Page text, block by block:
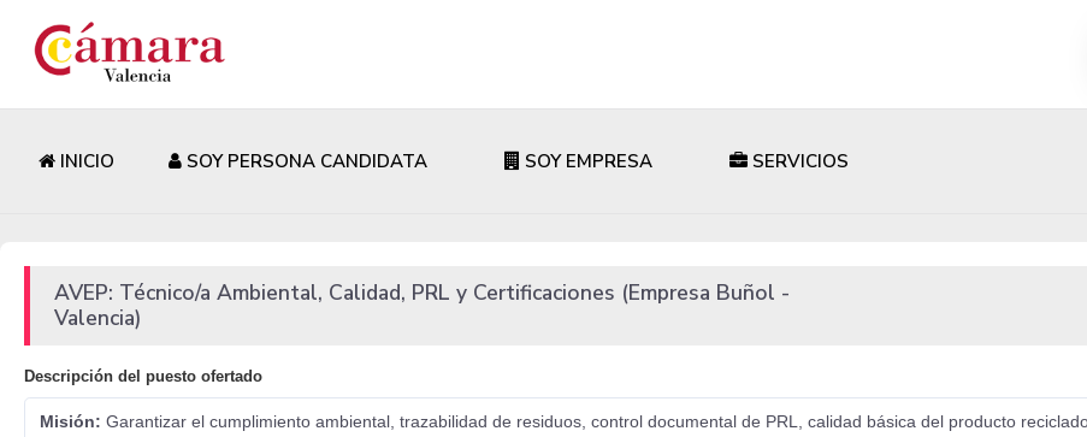
INICIO SOY PERSONA CANDIDATA SOY EMPRESA SERVICIOS
AVEP: Técnico/a Ambiental, Calidad, PRL y Certificaciones (Empresa Buñol -
Valencia)
Descripción del puesto ofertado
Misión: Garantizar el cumplimiento ambiental, trazabilidad de residuos, control documental de PRL, calidad básica del producto